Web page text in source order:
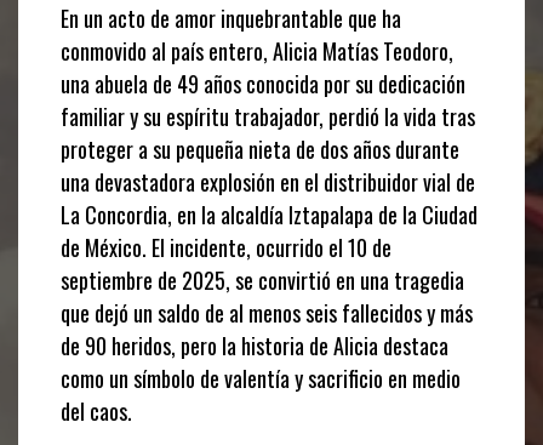
En un acto de amor inquebrantable que ha
conmovido al país entero, Alicia Matías Teodoro,
una abuela de 49 años conocida por su dedicación
familiar y su espíritu trabajador, perdió la vida tras
proteger a su pequeña nieta de dos años durante
una devastadora explosión en el distribuidor vial de
La Concordia, en la alcaldía Iztapalapa de la Ciudad
de México. El incidente, ocurrido el 10 de
septiembre de 2025, se convirtió en una tragedia
que dejó un saldo de al menos seis fallecidos y más
de 90 heridos, pero la historia de Alicia destaca
como un símbolo de valentía y sacrificio en medio
del caos.